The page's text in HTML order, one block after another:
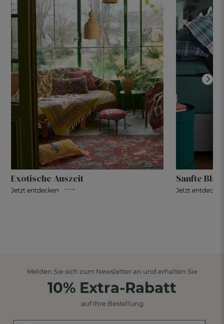
Exotische Auszeit
Jetzt entdecken
Sanfte
Jetzt entdecken
Melden Sie sich zum Newsletter an und erhalten Sie
10% Extra-Rabatt
auf Ihre Bestellung